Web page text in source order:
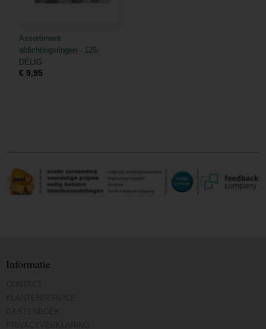
Assortiment
afdichtingsringen - 125-
DELIG
€ 9,95
Informatie